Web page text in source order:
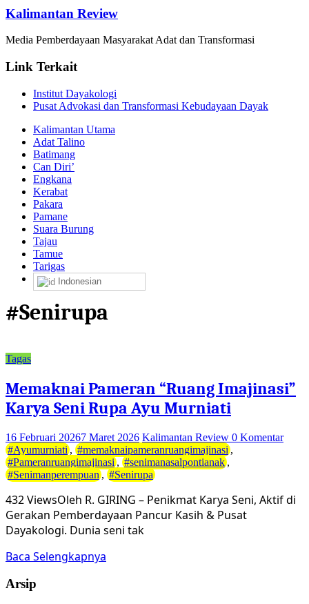
Kalimantan Review
Media Pemberdayaan Masyarakat Adat dan Transformasi
Link Terkait
Institut Dayakologi
Pusat Advokasi dan Transformasi Kebudayaan Dayak
Kalimantan Utama
Adat Talino
Batimang
Can Diri’
Engkana
Kerabat
Pakara
Pamane
Suara Burung
Tajau
Tamue
Tarigas
Indonesian
#Senirupa
Tagas
Memaknai Pameran “Ruang Imajinasi”
Karya Seni Rupa Ayu Murniati
16 Februari 20267 Maret 2026 Kalimantan Review 0 Komentar
#Ayumurniati , #memaknaipameranruangimajinasi ,
#Pameranruangimajinasi , #senimanasalpontianak ,
#Senimanperempuan , #Senirupa
432 ViewsOleh R. GIRING – Penikmat Karya Seni, Aktif di
Gerakan Pemberdayaan Pancur Kasih & Pusat
Dayakologi. Dunia seni tak
Baca Selengkapnya
Arsip